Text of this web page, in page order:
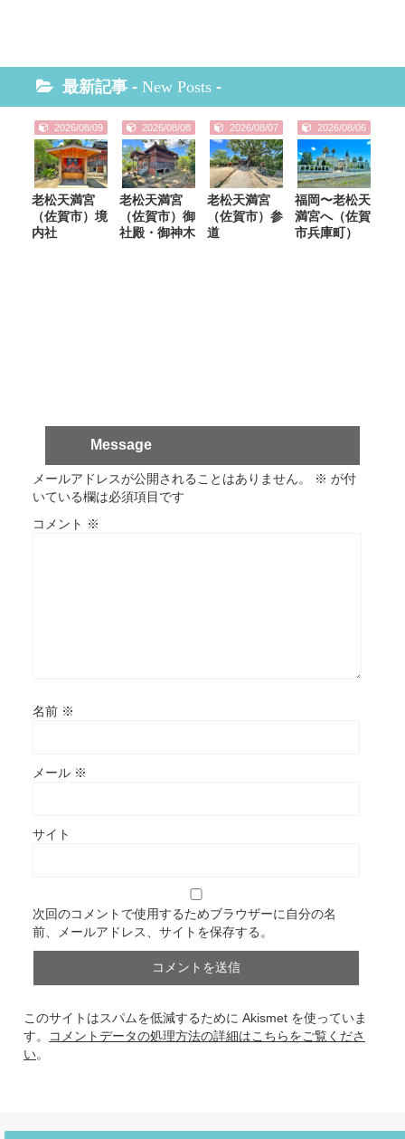
最新記事 - New Posts -
2026/08/09
老松天満宮
（佐賀市）境
内社
2026/08/08
老松天満宮
（佐賀市）御
社殿・御神木
2026/08/07
老松天満宮
（佐賀市）参
道
2026/08/06
福岡〜老松天
満宮へ（佐賀
市兵庫町）
Message
メールアドレスが公開されることはありません。 ※ が付
いている欄は必須項目です
コメント ※
名前 ※
メール ※
サイト
次回のコメントで使用するためブラウザーに自分の名
前、メールアドレス、サイトを保存する。
このサイトはスパムを低減するために Akismet を使っていま
す。
コメントデータの処理方法の詳細はこちらをご覧くださ
い。